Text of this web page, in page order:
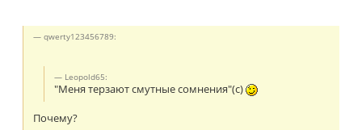
qwerty123456789:
Leopold65:
"Меня терзают смутные сомнения"(с)
Почему?